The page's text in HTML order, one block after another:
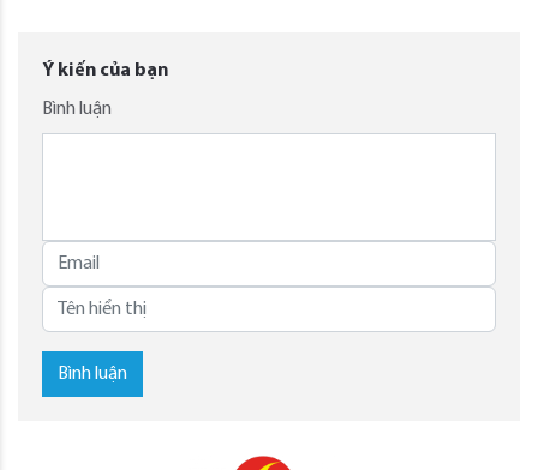
Ý kiến của bạn
Bình luận
Bình luận